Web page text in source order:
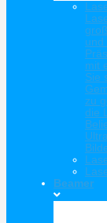
und
mit
Sie
zu
die
Beamer